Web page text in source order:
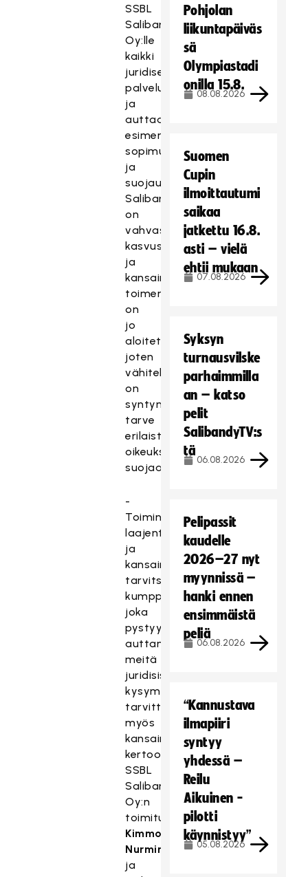
SSBL
Salibandy
Oy:lle
kaikki
juridiset
palvelut
ja
auttaa
esimerkiksi
sopimus-
ja
suojausasioissa.
Salibandyliiga
on
vahvassa
kasvussa
ja
kansainvälisiäkin
toimenpiteitä
on
jo
aloitettu,
joten
vähitellen
on
syntynyt
tarve
erilaisten
oikeuksien
suojaamiseen.
-
Toimintamme
laajentuessa
ja
kansainvälistyessä
tarvitsemme
kumppanin,
joka
pystyy
auttamaan
meitä
juridisissa
kysymyksissä
tarvittaessa
myös
kansainvälisesti,
kertoo
SSBL
Salibandy
Oy:n
toimitusjohtaja
Kimmo
Nurminen
ja
Pohjolan
liikuntapäiväs
sä
Olympiastadi
onilla 15.8.
08.08.2026
Suomen
Cupin
ilmoittautumi
saikaa
jatkettu 16.8.
asti – vielä
ehtii mukaan
07.08.2026
Syksyn
turnausvilske
parhaimmilla
an – katso
pelit
SalibandyTV:s
tä
06.08.2026
Pelipassit
kaudelle
2026–27 nyt
myynnissä –
hanki ennen
ensimmäistä
peliä
06.08.2026
“Kannustava
ilmapiiri
syntyy
yhdessä –
Reilu
Aikuinen -
pilotti
käynnistyy”
05.08.2026